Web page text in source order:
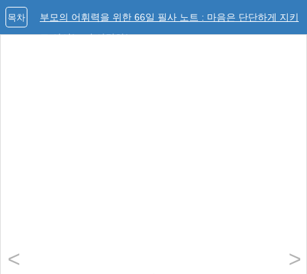
부모의 어휘력을 위한 66일 필사 노트 : 마음은 단단하게 지키
고 아이는 더 사랑하는
목차
< >